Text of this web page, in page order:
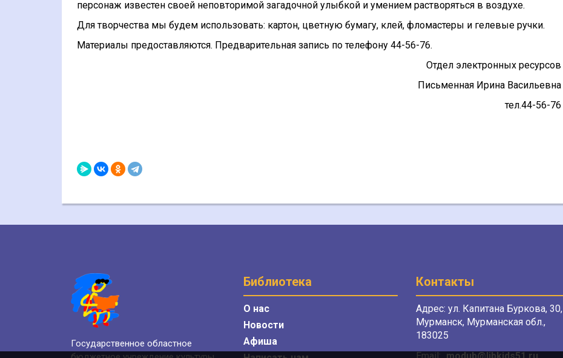
персонаж известен своей неповторимой загадочной улыбкой и умением растворяться в воздухе.
Для творчества мы будем использовать: картон, цветную бумагу, клей, фломастеры и гелевые ручки.
Материалы предоставляются. Предварительная запись по телефону 44-56-76.
Отдел электронных ресурсов
Письменная Ирина Васильевна
тел.44-56-76
Государственное областное
Библиотека
О нас
Новости
Афиша
Контакты
Адрес: ул. Капитана Буркова, 30,
Мурманск, Мурманская обл.,
183025